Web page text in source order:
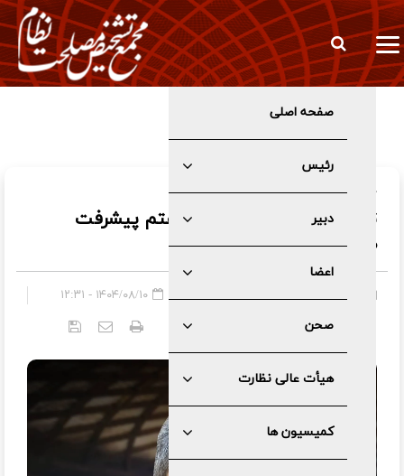
صفحه اصلی
رئیس
دبیر
اعضا
صحن
هیأت عالی نظارت
کمیسیون ها
انتصاب معاون جدید اداری، مالی و پشتیبانی مجمع تشخیص مصلحت
در گفت و گو با خبرگزاری صدا و سیما:
تعداد۱۲۴ آئین‌نامه برنامه هفتم پیشرفت
همچنان بلاتکلیف
صفحه اصلی»عمومی
۱۴۰۴/۰۸/۱۰ - ۱۲:۳۱
کد خبر: